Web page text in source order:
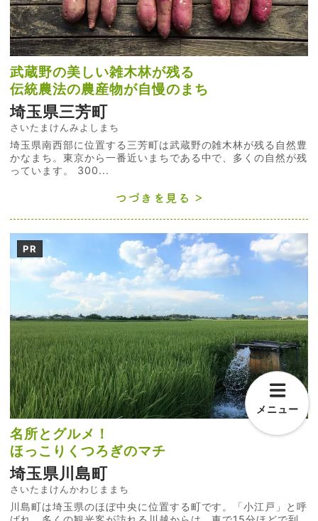
武蔵野の美しい雑木林が残る
伝統農法の農産物が自慢のまち
埼玉県三芳町
さいたまけんみよしまち
埼玉県南西部に位置する三芳町は武蔵野の雑木林が残る自然豊
かなまち。東京から一番近いまちである中で、多くの自然が残
っています。 300...
つづきを見る
PR
名所とグルメ！
ほっこりくつろぎのマチ
埼玉県川島町
さいたまけんかわじままち
川島町は埼玉県のほぼ中央に位置する町です。「小江戸」と呼
メニュー